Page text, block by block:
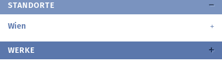
STANDORTE
Wien
WERKE